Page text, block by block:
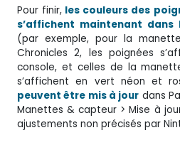
Pour finir, les couleurs des
s’affichent maintenant dans
(par exemple, pour la
Chronicles 2, les poignées
console, et celles de la
s’affichent en vert néon et
peuvent être mis à jour dans
Manettes & capteur > Mise à
ajustements non précisés par